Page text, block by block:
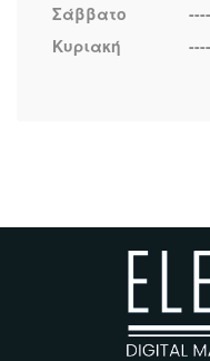
Σάββατο
----
Κυριακή
----